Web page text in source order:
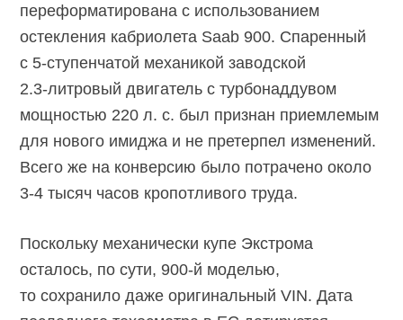
переформатирована с использованием
остекления кабриолета Saab 900. Спаренный
с 5-ступенчатой механикой заводской
2.3-литровый двигатель с турбонаддувом
мощностью 220 л. с. был признан приемлемым
для нового имиджа и не претерпел изменений.
Всего же на конверсию было потрачено около
3-4 тысяч часов кропотливого труда.
Поскольку механически купе Экстрома
осталось, по сути, 900-й моделью,
то сохранило даже оригинальный VIN. Дата